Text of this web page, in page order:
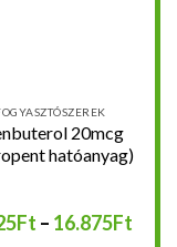
20mcg
hatóanyag)
Ft – 16.875Ft